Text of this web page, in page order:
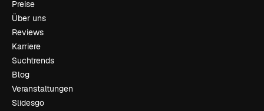
Preise
Über uns
Reviews
Karriere
Suchtrends
Blog
Veranstaltungen
Slidesgo